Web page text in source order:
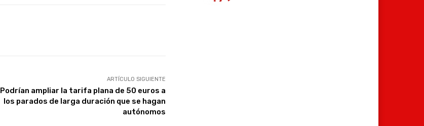
ARTÍCULO SIGUIENTE
Podrían ampliar la tarifa plana de 50 euros a
los parados de larga duración que se hagan
autónomos